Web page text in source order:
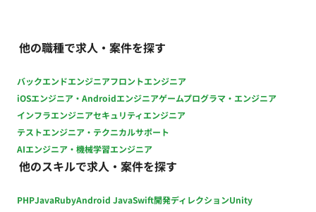
他の職種で求人・案件を探す
バックエンドエンジニアフロントエンジニア
iOSエンジニア・Androidエンジニアゲームプログラマ・エンジニア
インフラエンジニアセキュリティエンジニア
テストエンジニア・テクニカルサポート
AIエンジニア・機械学習エンジニア
他のスキルで求人・案件を探す
PHPJavaRubyAndroid JavaSwift開発ディレクションUnity